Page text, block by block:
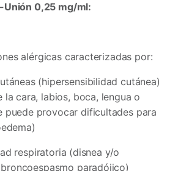
Unión 0,25 mg/ml:
alérgicas caracterizadas por:
(hipersensibilidad cutánea)
la cara, labios, boca, lengua o
puede provocar dificultades para
respiratoria (disnea y/o
paradójico)